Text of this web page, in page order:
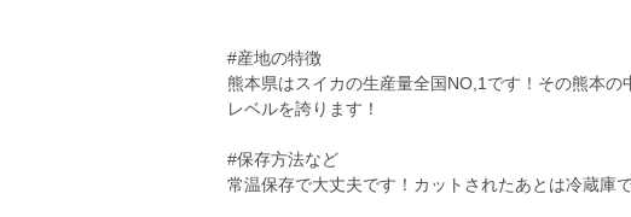
#産地の特徴
熊本県はスイカの生産量全国NO,1です！その熊本
レベルを誇ります！
#保存方法など
常温保存で大丈夫です！カットされたあとは冷蔵庫